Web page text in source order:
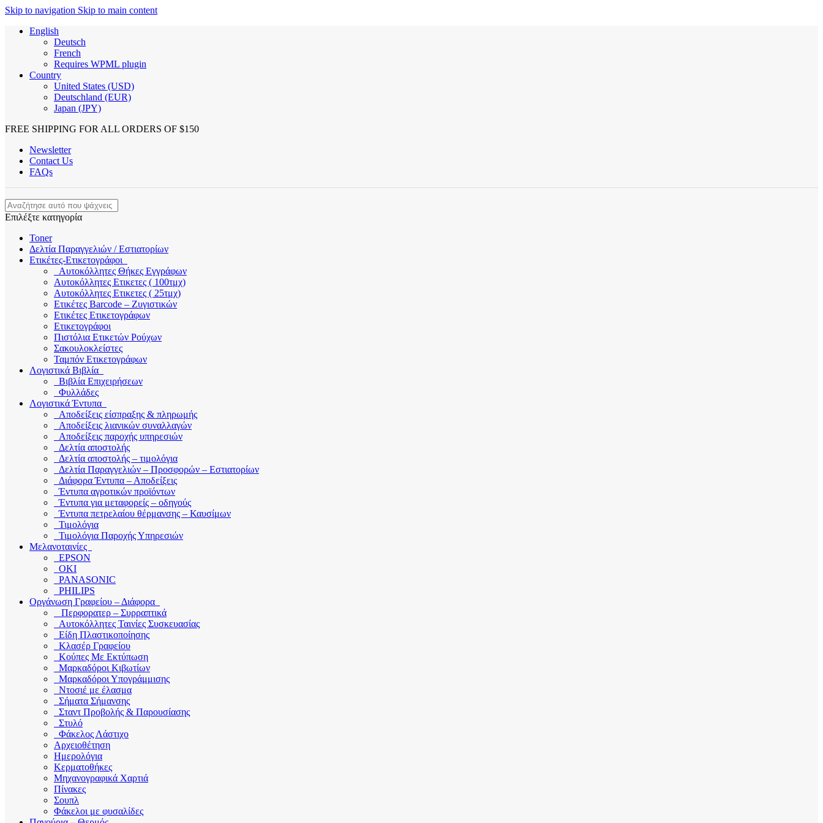
Skip to navigation Skip to main content
English
Deutsch
French
Requires WPML plugin
Country
United States (USD)
Deutschland (EUR)
Japan (JPY)
FREE SHIPPING FOR ALL ORDERS OF $150
Newsletter
Contact Us
FAQs
Επιλέξτε κατηγορία
Toner
Δελτία Παραγγελιών / Εστιατορίων
Ετικέτες-Ετικετογράφοι
Αυτοκόλλητες Θήκες Εγγράφων
Αυτοκόλλητες Ετικετες ( 100τμχ)
Αυτοκόλλητες Ετικετες ( 25τμχ)
Ετικέτες Barcode – Ζυγιστικών
Ετικέτες Ετικετογράφων
Ετικετογράφοι
Πιστόλια Ετικετών Ρούχων
Σακουλοκλείστες
Ταμπόν Ετικετογράφων
Λογιστικά Βιβλία
Βιβλία Επιχειρήσεων
Φυλλάδες
Λογιστικά Έντυπα
Αποδείξεις είσπραξης & πληρωμής
Αποδείξεις λιανικών συναλλαγών
Αποδείξεις παροχής υπηρεσιών
Δελτία αποστολής
Δελτία αποστολής – τιμολόγια
Δελτία Παραγγελιών – Προσφορών – Εστιατορίων
Διάφορα Έντυπα – Αποδείξεις
Έντυπα αγροτικών προϊόντων
Έντυπα για μεταφορείς – οδηγούς
Έντυπα πετρελαίου θέρμανσης – Καυσίμων
Τιμολόγια
Τιμολόγια Παροχής Υπηρεσιών
Μελανοταινίες
EPSON
OKI
PANASONIC
PHILIPS
Οργάνωση Γραφείου – Διάφορα
Περφορατερ – Συρραπτικά
Αυτοκόλλητες Ταινίες Συσκευασίας
Είδη Πλαστικοποίησης
Κλασέρ Γραφείου
Κούπες Με Εκτύπωση
Μαρκαδόροι Κιβωτίων
Μαρκαδόροι Υπογράμμισης
Ντοσιέ με έλασμα
Σήματα Σήμανσης
Σταντ Προβολής & Παρουσίασης
Στυλό
Φάκελος Λάστιχο
Αρχειοθέτηση
Ημερολόγια
Κερματοθήκες
Μηχανογραφικά Χαρτιά
Πίνακες
Σουπλ
Φάκελοι με φυσαλίδες